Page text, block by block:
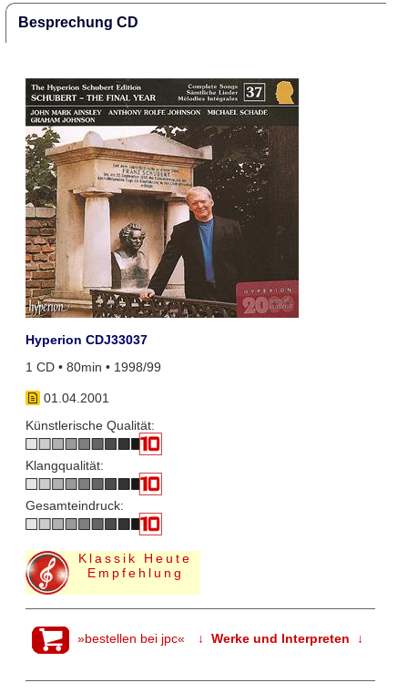
Besprechung CD
Hyperion CDJ33037
1 CD • 80min • 1998/99
01.04.2001
Künstlerische Qualität:
Klangqualität:
Gesamteindruck:
Klassik Heute
Empfehlung
»bestellen bei jpc« ↓ Werke und Interpreten ↓